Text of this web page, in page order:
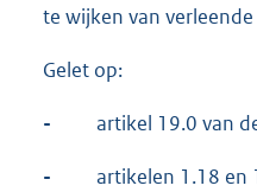
te wijken van
Gelet op:
- artikel 19.0 van
-
artikelen 1.18 en